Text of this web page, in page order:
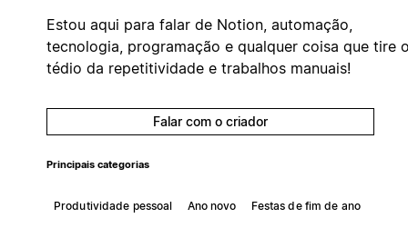
Estou aqui para falar de Notion, automação,
tecnologia, programação e qualquer coisa que tire
tédio da repetitividade e trabalhos manuais!
Falar com o criador
Principais categorias
Produtividade pessoal Ano novo Festas de fim de ano